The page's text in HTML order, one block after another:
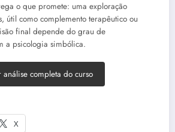
o que promete: uma exploração
útil como complemento terapêutico ou
final depende do grau de
a psicologia simbólica.
análise completa do curso
X